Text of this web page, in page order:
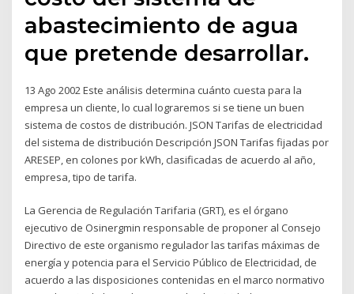
abastecimiento de agua
que pretende desarrollar.
13 Ago 2002 Este análisis determina cuánto cuesta para la
empresa un cliente, lo cual lograremos si se tiene un buen
sistema de costos de distribución. JSON Tarifas de electricidad
del sistema de distribución Descripción JSON Tarifas fijadas por
ARESEP, en colones por kWh, clasificadas de acuerdo al año,
empresa, tipo de tarifa.
La Gerencia de Regulación Tarifaria (GRT), es el órgano
ejecutivo de Osinergmin responsable de proponer al Consejo
Directivo de este organismo regulador las tarifas máximas de
energía y potencia para el Servicio Público de Electricidad, de
acuerdo a las disposiciones contenidas en el marco normativo